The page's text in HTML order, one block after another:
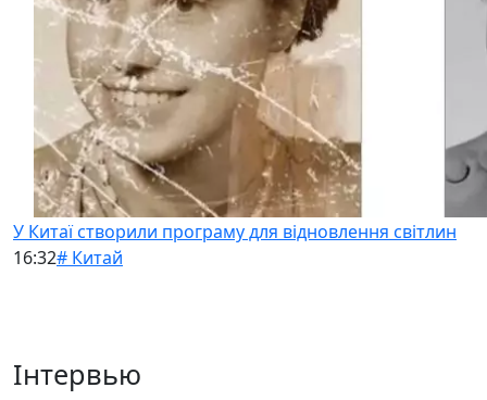
У Китаї створили програму для відновлення світлин
16:32# Китай
Інтервью